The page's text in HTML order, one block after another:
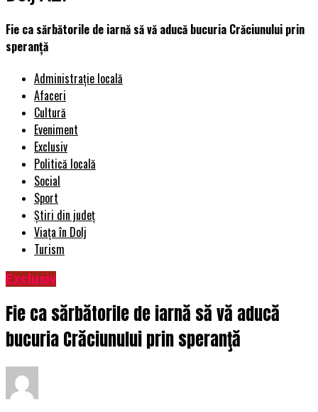
Fie ca sărbătorile de iarnă să vă aducă bucuria Crăciunului prin
speranţă
Administrație locală
Afaceri
Cultură
Eveniment
Exclusiv
Politică locală
Social
Sport
Știri din județ
Viața în Dolj
Turism
Exclusiv
Fie ca sărbătorile de iarnă să vă aducă
bucuria Crăciunului prin speranţă